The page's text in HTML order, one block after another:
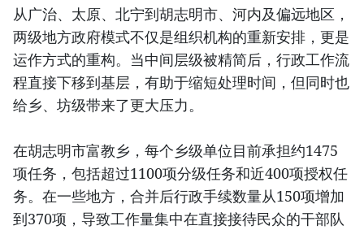
从广治、太原、北宁到胡志明市、河内及偏远地区，
两级地方政府模式不仅是组织机构的重新安排，更是
运作方式的重构。当中间层级被精简后，行政工作流
程直接下移到基层，有助于缩短处理时间，但同时也
给乡、坊级带来了更大压力。
在胡志明市富教乡，每个乡级单位目前承担约1475
项任务，包括超过1100项分级任务和近400项授权任
务。在一些地方，合并后行政手续数量从150项增加
到370项，导致工作量集中在直接接待民众的干部队